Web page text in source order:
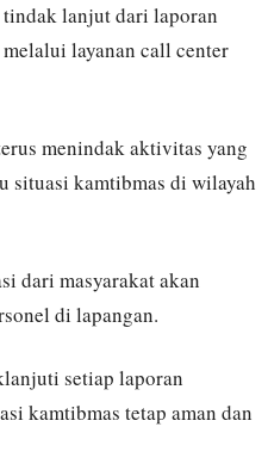
lanjut dari laporan
layanan call center
menindak aktivitas yang
situasi kamtibmas di wilayah
dari masyarakat akan
di lapangan.
setiap laporan
kamtibmas tetap aman dan